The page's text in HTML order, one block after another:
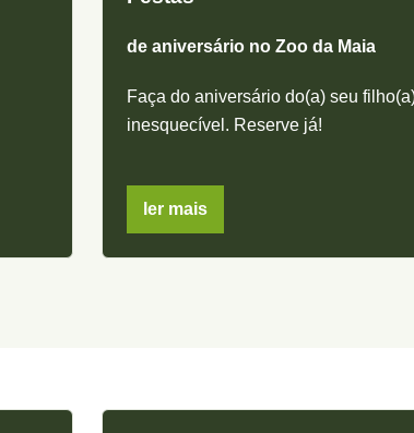
de aniversário no Zoo da Maia
Faça do aniversário do(a) seu
inesquecível. Reserve já!
ler mais